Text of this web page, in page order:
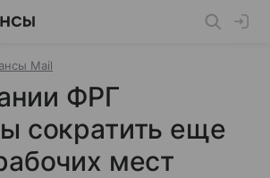
Mail
ФРГ
сократить еще
мест